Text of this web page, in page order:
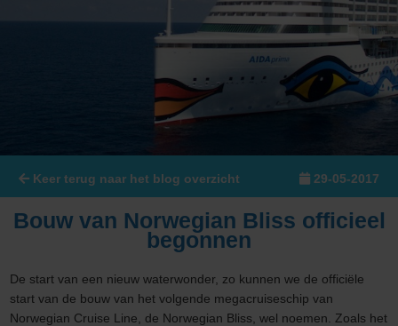
Keer terug naar het blog overzicht 29-05-2017
Bouw van Norwegian Bliss officieel
begonnen
De start van een nieuw waterwonder, zo kunnen we de officiële
start van de bouw van het volgende megacruiseschip van
Norwegian Cruise Line, de Norwegian Bliss, wel noemen. Zoals het